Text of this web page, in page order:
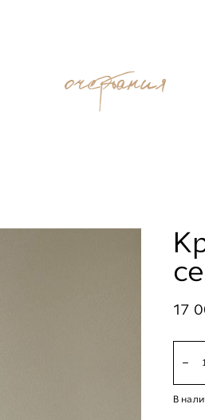
17
В